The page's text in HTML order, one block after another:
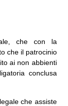
che con la
che il patrocinio
ai non abbienti
conclusa
che assiste